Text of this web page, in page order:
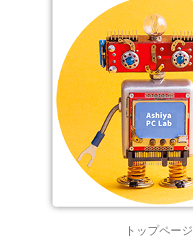
トップページ